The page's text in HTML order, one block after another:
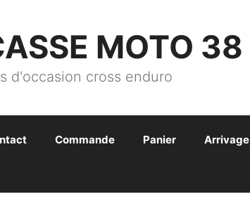
MOTO 38
d'occasion cross enduro
Commande Panier Arrivage